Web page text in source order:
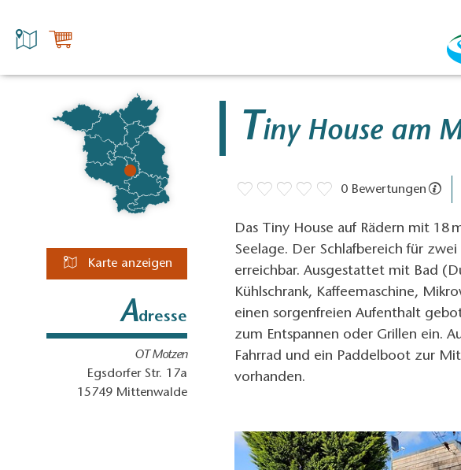
Karte anzeigen
Adresse
OT Motzen
Egsdorfer Str. 17a
15749 Mittenwalde
T iny House am
0 Bewertungen
Das Tiny House auf Rädern mit 18
Seelage. Der Schlafbereich für
erreichbar. Ausgestattet mit Bad
Kühlschrank, Kaffeemaschine,
einen sorgenfreien Aufenthalt
zum Entspannen oder Grillen ein.
Fahrrad und ein Paddelboot zur
vorhanden.